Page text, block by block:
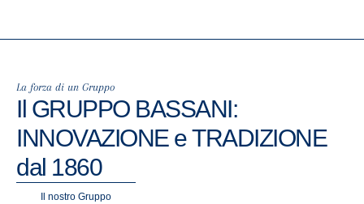
La forza di un Gruppo
Il GRUPPO BASSANI:
INNOVAZIONEeTRADIZIONE
dal 1860
Il nostro Gruppo